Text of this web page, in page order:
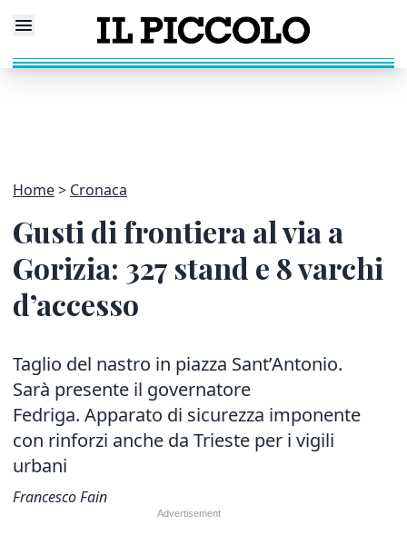
Home Cronaca
Gusti di frontiera al via a
Gorizia: 327 stand e 8 varchi
d’accesso
Taglio del nastro in piazza Sant’Antonio.
Sarà presente il governatore
Fedriga. Apparato di sicurezza imponente
con rinforzi anche da Trieste per i vigili
urbani
Francesco Fain